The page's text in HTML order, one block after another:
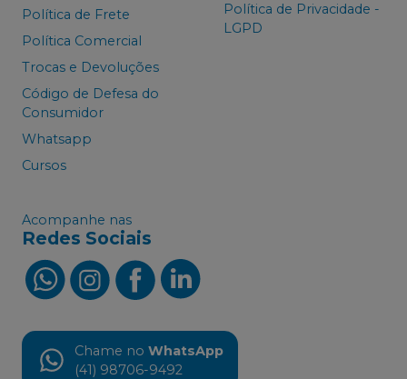
Política de Frete
Política Comercial
Trocas e Devoluções
Código de Defesa do
Consumidor
Whatsapp
Cursos
Política de Privacidade -
LGPD
Acompanhe nas
Redes Sociais
Chame no WhatsApp
(41) 98706-9492